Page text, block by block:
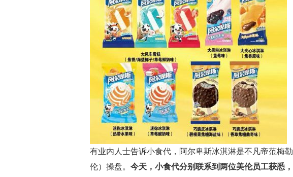
有业内人士告诉小食代，阿尔卑斯冰淇淋是不凡帝范梅
伦）操盘。 今天，小食代分别联系到两位美伦员工获悉